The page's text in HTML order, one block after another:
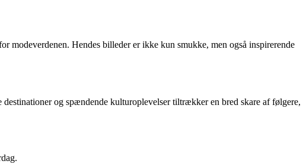
modeverdenen. Hendes billeder er ikke kun smukke, men også inspirerende
og spændende kulturoplevelser tiltrækker en bred skare af følgere,